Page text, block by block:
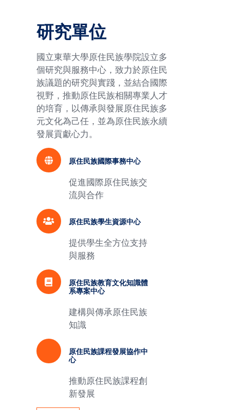
研究單位
國立東華大學原住民族學院設立多
個研究與服務中心，致力於原住民
族議題的研究與實踐，並結合國際
視野，推動原住民族相關專業人才
的培育，以傳承與發展原住民族多
元文化為己任，並為原住民族永續
發展貢獻心力。
原住民族國際事務中心
促進國際原住民族交
流與合作
原住民族學生資源中心
提供學生全方位支持
與服務
原住民族教育文化知識體
系專案中心
建構與傳承原住民族
知識
原住民族課程發展協作中
心
推動原住民族課程創
新發展